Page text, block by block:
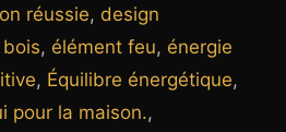
réussie, design
, élément feu, énergie
, Équilibre énergétique,
pour la maison.,